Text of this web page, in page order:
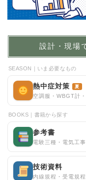
設計・現場
SEASON｜いま必要なもの
熱中症対策 夏
空調服・WBGT計
BOOKS｜書籍から探す
参考書
電験三種・電気工
技術資料
内線規程・受電規